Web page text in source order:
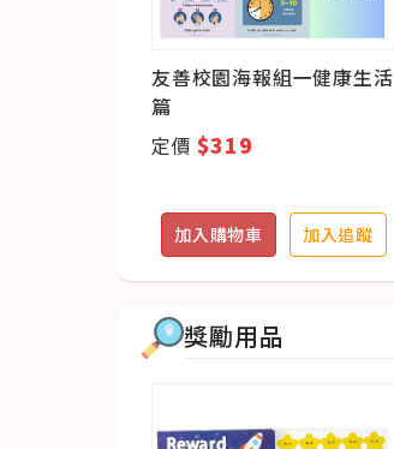
友善校園海報組一健康生活
篇
定價$319
加入購物車 加入追蹤
獎勵用品